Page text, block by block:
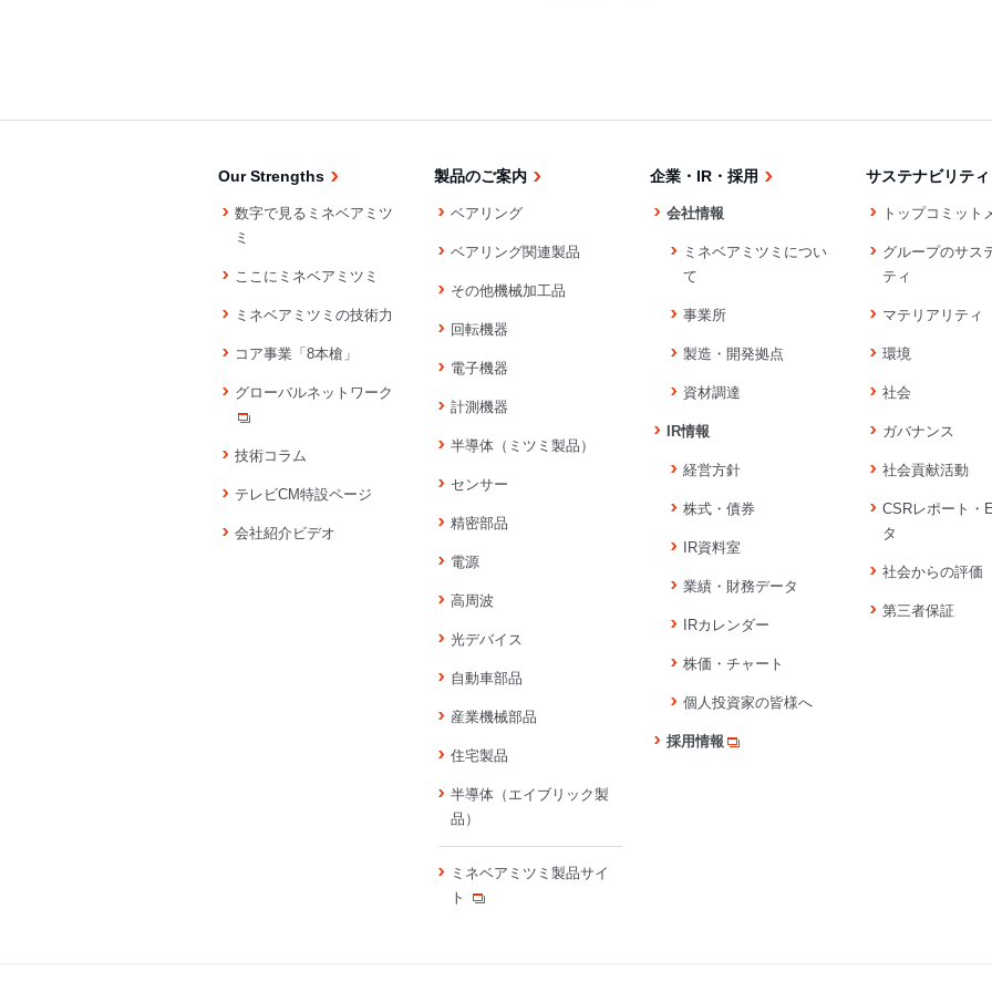
Our Strengths
数字で見るミネベアミツ
ミ
ここにミネベアミツミ
ミネベアミツミの技術力
コア事業「8本槍」
グローバルネットワーク
技術コラム
テレビCM特設ページ
会社紹介ビデオ
製品のご案内
ベアリング
ベアリング関連製品
その他機械加工品
回転機器
電子機器
計測機器
半導体（ミツミ製品）
センサー
精密部品
電源
高周波
光デバイス
自動車部品
産業機械部品
住宅製品
半導体（エイブリック製
品）
ミネベアミツミ製品サイ
ト
企業・IR・採用
会社情報
ミネベアミツミについ
て
事業所
製造・開発拠点
資材調達
IR情報
経営方針
株式・債券
IR資料室
業績・財務データ
IRカレンダー
株価・チャート
個人投資家の皆様へ
採用情報
サステナビリティ
トップコミット
グループのサス
ティ
マテリアリティ
環境
社会
ガバナンス
社会貢献活動
CSRレポート・
タ
社会からの評価
第三者保証